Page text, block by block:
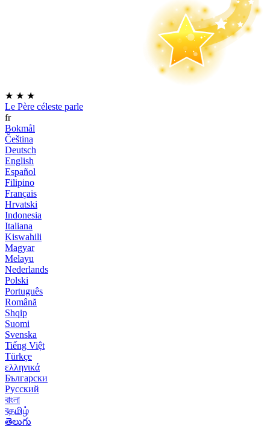
★ ★ ★
Le Père céleste parle
fr
Bokmål
Čeština
Deutsch
English
Español
Filipino
Français
Hrvatski
Indonesia
Italiana
Kiswahili
Magyar
Melayu
Nederlands
Polski
Português
Română
Shqip
Suomi
Svenska
Tiếng Việt
Türkçe
ελληνικά
Български
Русский
বাংলা
বதமிழ்
తెలుగు